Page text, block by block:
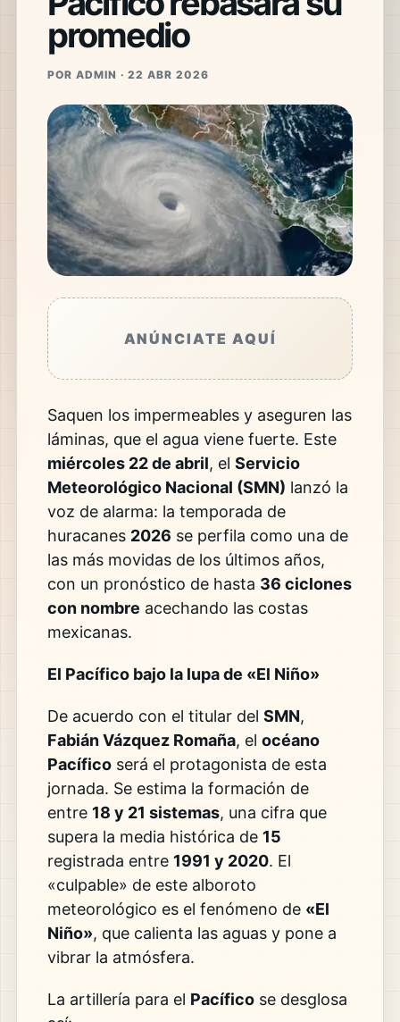
promedio
POR ADMIN · 22 ABR 2026
ANÚNCIATE AQUÍ
Saquen los impermeables y aseguren las
láminas, que el agua viene fuerte. Este
miércoles 22 de abril, el Servicio
Meteorológico Nacional (SMN) lanzó la
voz de alarma: la temporada de
huracanes 2026 se perfila como una de
las más movidas de los últimos años,
con un pronóstico de hasta 36 ciclones
con nombre acechando las costas
mexicanas.
El Pacífico bajo la lupa de «El Niño»
De acuerdo con el titular del SMN,
Fabián Vázquez Romaña, el océano
Pacíficoserá el protagonista de esta
jornada. Se estima la formación de
entre 18 y 21 sistemas, una cifra que
supera la media histórica de 15
registrada entre 1991 y 2020. El
«culpable» de este alboroto
meteorológico es el fenómeno de «El
Niño», que calienta las aguas y pone a
vibrar la atmósfera.
La artillería para el Pacíficose desglosa